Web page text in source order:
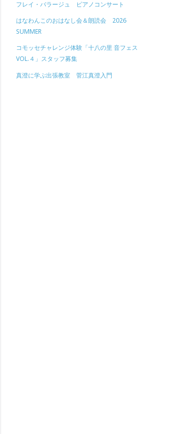
フレイ・バラージュ ピアノコンサート
はなわんこのおはなし会＆朗読会 2026
SUMMER
コモッセチャレンジ体験「十八の里 音フェス
VOL.４」スタッフ募集
真澄に学ぶ出張教室 菅江真澄入門